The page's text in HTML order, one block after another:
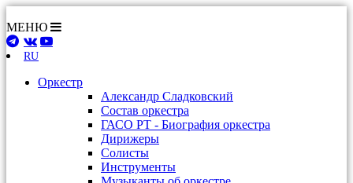
МЕНЮ
RU
Оркестр
Александр Сладковский
Состав оркестра
ГАСО РТ - Биография оркестра
Дирижеры
Солисты
Инструменты